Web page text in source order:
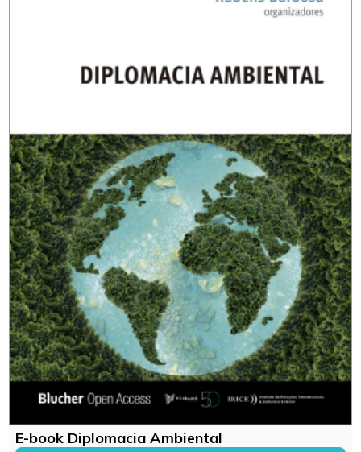
E-book Diplomacia Ambiental